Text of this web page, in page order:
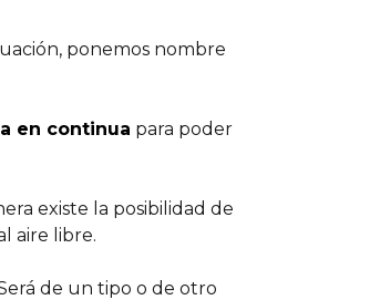
ponemos nombre
en continua para poder
existe la posibilidad de
aire libre.
de un tipo o de otro